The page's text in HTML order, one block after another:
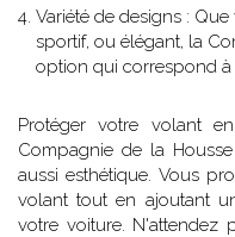
Variété de designs :
sportif, ou élégant, la
option qui correspond à
Protéger votre volant
Compagnie de la
aussi esthétique. Vous
volant tout en ajoutant
votre voiture. N'attendez